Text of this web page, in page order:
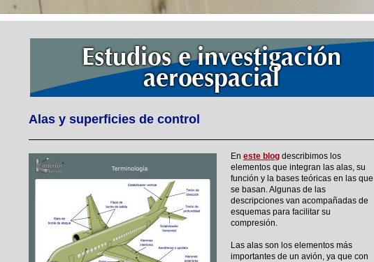
Alas y superficies de control
En este blog describimos los
elementos que integran las alas, su
función y la bases teóricas en las que
se basan. Algunas de las
descripciones van acompañadas de
esquemas para facilitar su
compresión.
Las alas son los elementos más
importantes de un avión, ya que con